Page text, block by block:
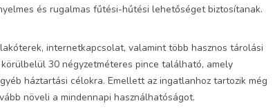
és rugalmas fűtési-hűtési lehetőséget biztosítanak.
internetkapcsolat, valamint több hasznos tárolási
30 négyzetméteres pince található, amely
háztartási célokra. Emellett az ingatlanhoz tartozik még
növeli a mindennapi használhatóságot.